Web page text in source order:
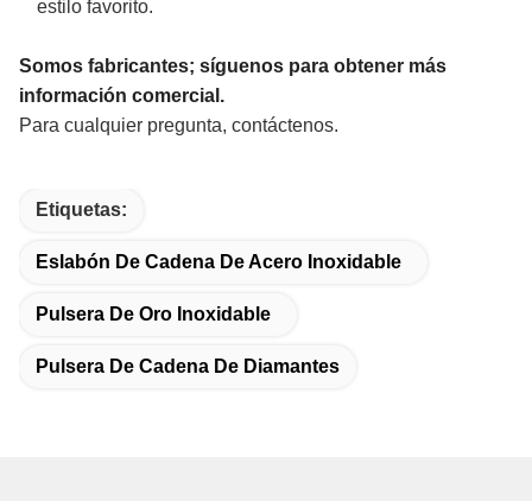
estilo favorito.
Somos fabricantes; síguenos para obtener más
información comercial.
Para cualquier pregunta, contáctenos.
Etiquetas:
Eslabón De Cadena De Acero Inoxidable
Pulsera De Oro Inoxidable
Pulsera De Cadena De Diamantes